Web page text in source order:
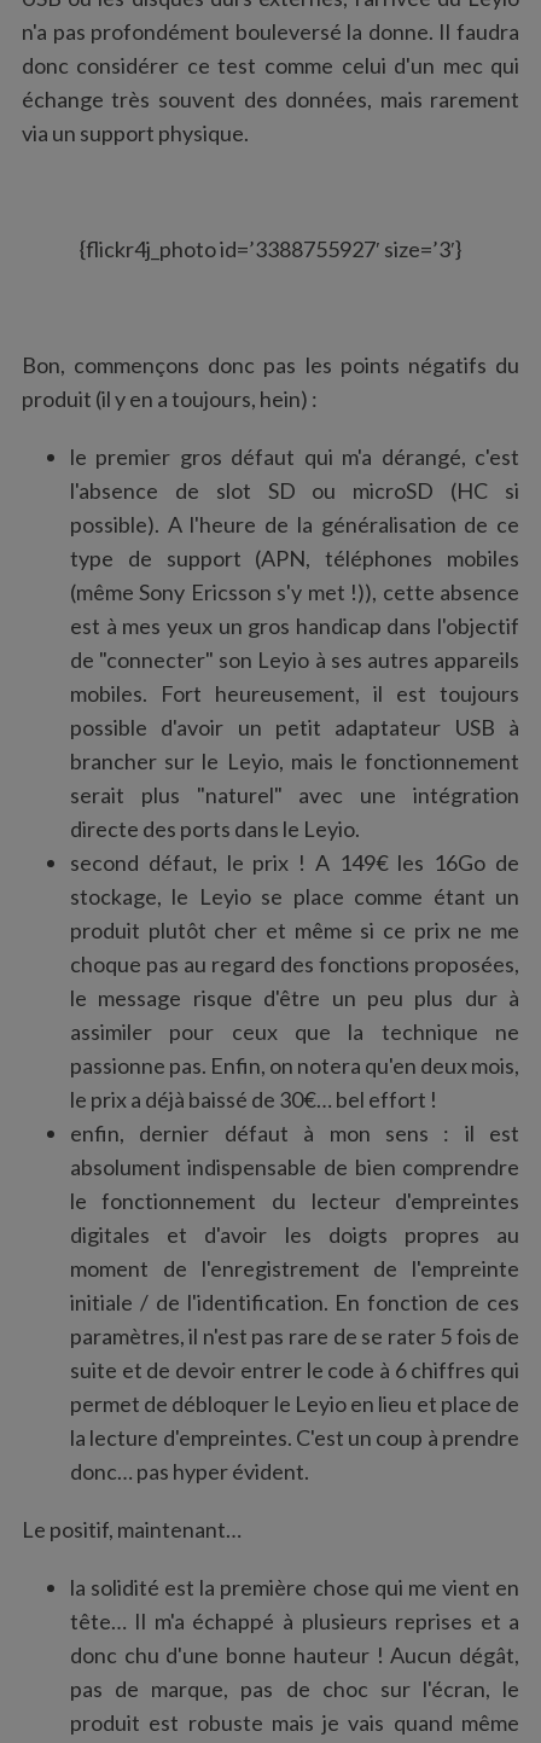
n'a pas profondément bouleversé la donne. Il faudra
donc considérer ce test comme celui d'un mec qui
échange très souvent des données, mais rarement
via un support physique.
{flickr4j_photo id=’3388755927′ size=’3′}
Bon, commençons donc pas les points négatifs du
produit (il y en a toujours, hein) :
le premier gros défaut qui m'a dérangé, c'est
l'absence de slot SD ou microSD (HC si
possible). A l'heure de la généralisation de ce
type de support (APN, téléphones mobiles
(même Sony Ericsson s'y met !)), cette absence
est à mes yeux un gros handicap dans l'objectif
de "connecter" son Leyio à ses autres appareils
mobiles. Fort heureusement, il est toujours
possible d'avoir un petit adaptateur USB à
brancher sur le Leyio, mais le fonctionnement
serait plus "naturel" avec une intégration
directe des ports dans le Leyio.
second défaut, le prix ! A 149€ les 16Go de
stockage, le Leyio se place comme étant un
produit plutôt cher et même si ce prix ne me
choque pas au regard des fonctions proposées,
le message risque d'être un peu plus dur à
assimiler pour ceux que la technique ne
passionne pas. Enfin, on notera qu'en deux mois,
le prix a déjà baissé de 30€… bel effort !
enfin, dernier défaut à mon sens : il est
absolument indispensable de bien comprendre
le fonctionnement du lecteur d'empreintes
digitales et d'avoir les doigts propres au
moment de l'enregistrement de l'empreinte
initiale / de l'identification. En fonction de ces
paramètres, il n'est pas rare de se rater 5 fois de
suite et de devoir entrer le code à 6 chiffres qui
permet de débloquer le Leyio en lieu et place de
la lecture d'empreintes. C'est un coup à prendre
donc… pas hyper évident.
Le positif, maintenant…
la solidité est la première chose qui me vient en
tête… Il m'a échappé à plusieurs reprises et a
donc chu d'une bonne hauteur ! Aucun dégât,
pas de marque, pas de choc sur l'écran, le
produit est robuste mais je vais quand même